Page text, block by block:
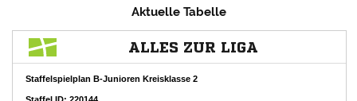
Aktuelle Tabelle